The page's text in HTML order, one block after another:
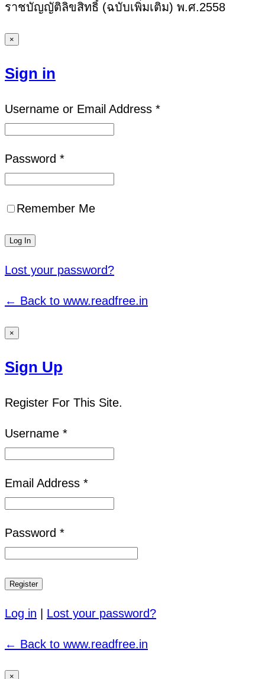
ราชบัญญัติลิขสิทธิ์ (ฉบับเพิ่มเติม) พ.ศ.2558
×
Sign in
Username or Email Address *
Password *
Remember Me
Lost your password?
← Back to www.readfree.in
×
Sign Up
Register For This Site.
Username *
Email Address *
Password *
Log in Lost your password?
← Back to www.readfree.in
×